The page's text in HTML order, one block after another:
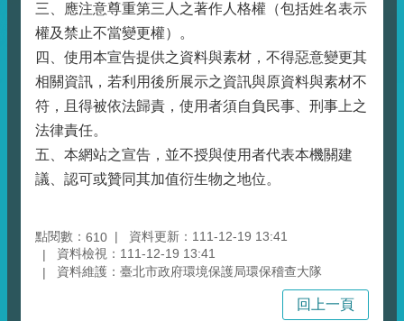
三、應注意尊重第三人之著作人格權（包括姓名表示
權及禁止不當變更權）。
四、使用本宣告提供之資料與素材，不得惡意變更其
相關資訊，若利用後所展示之資訊與原資料與素材不
符，且得被依法歸責，使用者須自負民事、刑事上之
法律責任。
五、本網站之宣告，並不授與使用者代表本機關建
議、認可或贊同其加值衍生物之地位。
點閱數： 610
資料更新：111-12-19 13:41
資料檢視：111-12-19 13:41
資料維護：臺北市政府環境保護局環保稽查大隊
回上一頁